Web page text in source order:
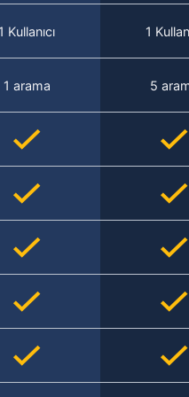
Kullanıcı 1
1 arama 5